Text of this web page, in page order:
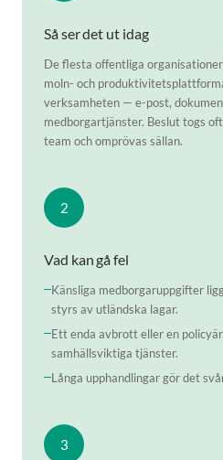
Så ser det ut idag
De flesta offentliga
moln- och
verksamheten — e-post,
medborgartjänster. Beslut togs
team och omprövas sällan.
2
Vad kan gå fel
Känsliga medborgaruppgifter
styrs av utländska lagar.
Ett enda avbrott eller en
samhällsviktiga tjänster.
Långa upphandlingar gör det
3